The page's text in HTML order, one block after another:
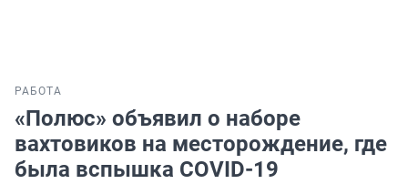
РАБОТА
«Полюс» объявил о наборе
вахтовиков на месторождение, где
была вспышка COVID-19